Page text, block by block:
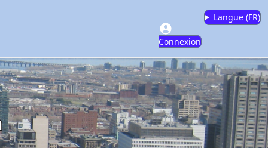
Connexion
Langue (FR)